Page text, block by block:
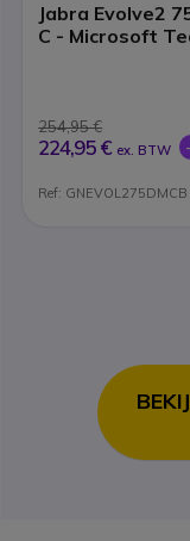
Jabra Evolve2
C - Microsoft
254,95 €
224,95 € ex. BTW
Ref: GNEVOL275DMCB